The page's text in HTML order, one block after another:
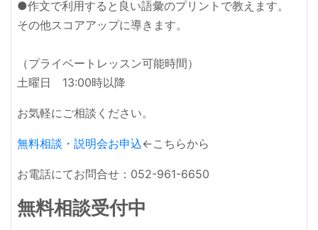
●作文で利用すると良い語彙のプリントで教えます。
その他スコアアップに導きます。
（プライベートレッスン可能時間）
土曜日 13:00時以降
お気軽にご相談ください。
無料相談・説明会お申込←こちらから
お電話にてお問合せ：052-961-6650
無料相談受付中